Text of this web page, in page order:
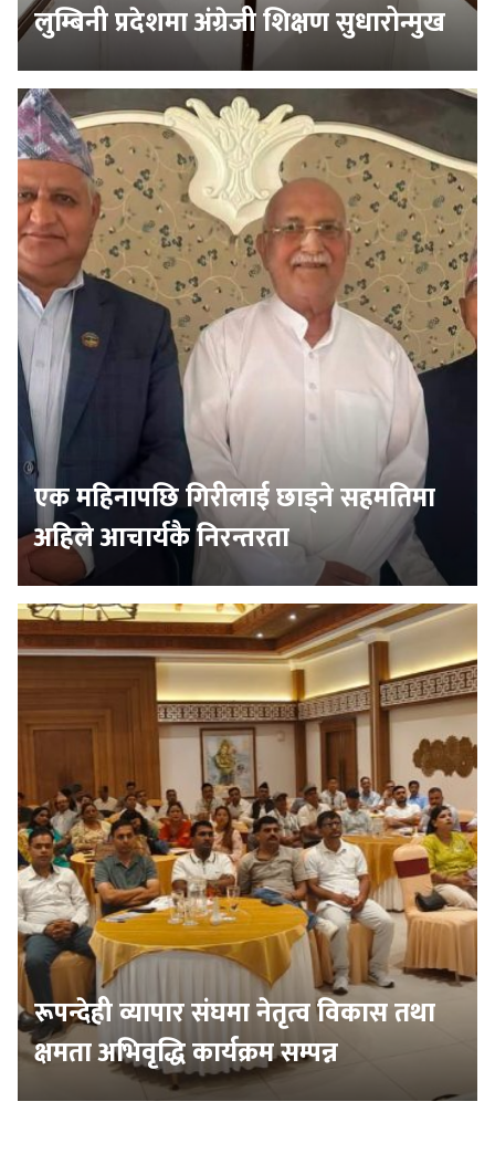
लुम्बिनी प्रदेशमा अंग्रेजी शिक्षण सुधारोन्मुख
एक महिनापछि गिरीलाई छाड्ने सहमतिमा
अहिले आचार्यकै निरन्तरता
रूपन्देही व्यापार संघमा नेतृत्व विकास तथा
क्षमता अभिवृद्धि कार्यक्रम सम्पन्न